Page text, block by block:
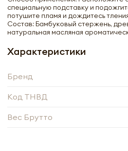
специальную подставку и
потушите пламя и дождитесь
Состав: Бамбуковый стержень,
натуральная масляная
Характеристики
Бренд
Код ТНВД
Вес Брутто